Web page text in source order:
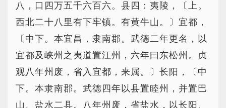
八，口四万五千六百六。县四：夷陵，〔上。
西北二十八里有下牢镇。有黄牛山。〕宜都，
〔中下。本宜昌，隶南郡。武德二年更名，以
宜都及峡州之夷道置江州，六年曰东松州。贞
观八年州废，省入宜都，来属。〕长阳，〔中
下。本隶南郡。武德四年以县置睦州，并置巴
山、盐水二县。八年州废，省盐水，以长阳、